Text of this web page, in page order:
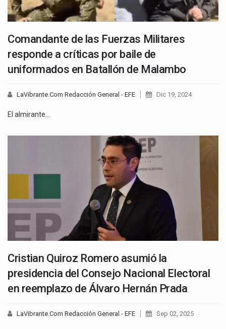
Comandante de las Fuerzas Militares
responde a críticas por baile de
uniformados en Batallón de Malambo
LaVibrante.Com Redacción General - EFE Dic 19, 2024
El almirante…
Cristian Quiroz Romero asumió la
presidencia del Consejo Nacional Electoral
en reemplazo de Álvaro Hernán Prada
LaVibrante.Com Redacción General - EFE Sep 02, 2025